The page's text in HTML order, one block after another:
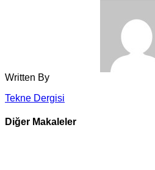
Written By
Tekne Dergisi
Diğer Makaleler